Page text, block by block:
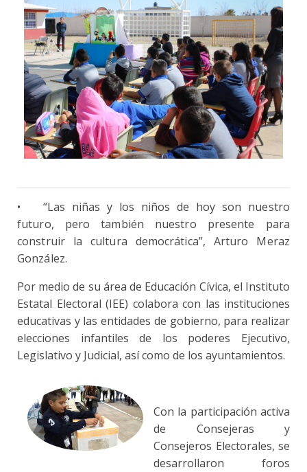
•
“Las niñas y los niños de hoy son nuestro
futuro, pero también nuestro presente para
construir la cultura democrática”, Arturo Meraz
González.
Por medio de su área de Educación Cívica, el Instituto
Estatal Electoral (IEE) colabora con las instituciones
educativas y las entidades de gobierno, para realizar
elecciones infantiles de los poderes Ejecutivo,
Legislativo y Judicial, así como de los ayuntamientos.
Con la participación activa
de Consejeras y
Consejeros Electorales, se
desarrollaron foros